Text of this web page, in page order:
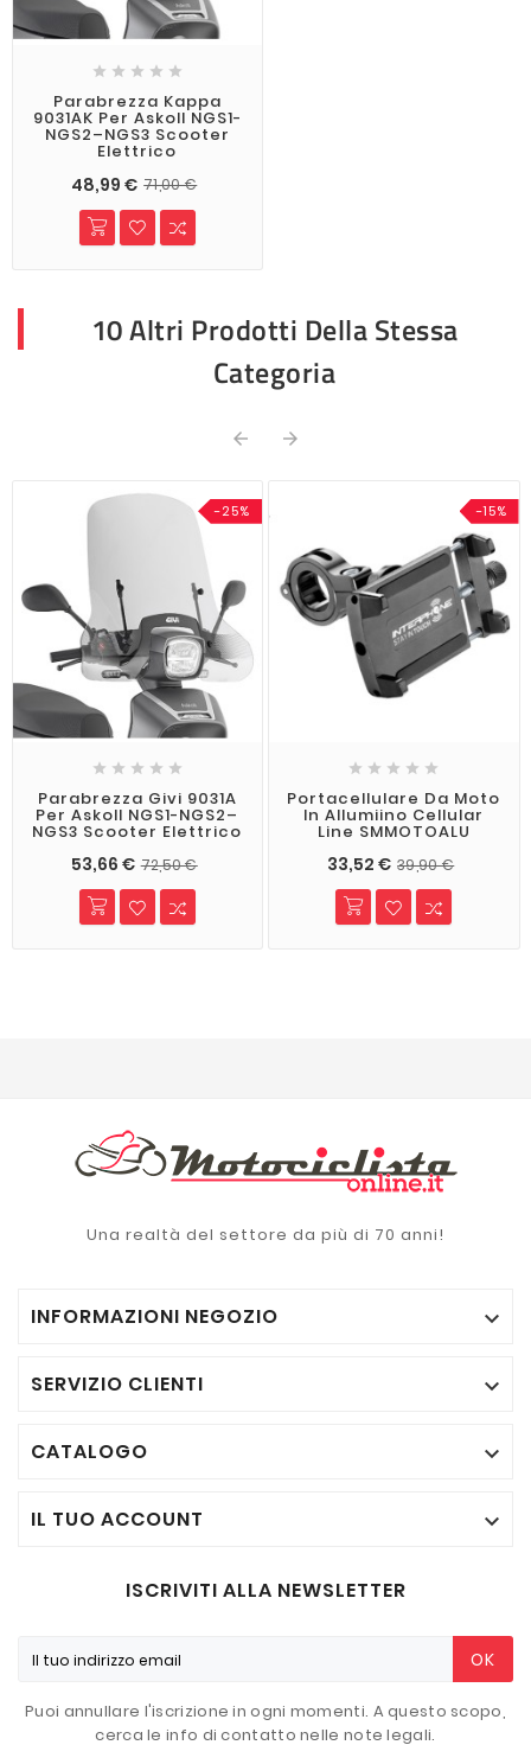
    
Parabrezza Kappa
9031AK Per Askoll NGS1-
NGS2–NGS3 Scooter
Elettrico
48,99 € 71,00 €
10 Altri Prodotti Della Stessa
Categoria
 
-25%
    
Parabrezza Givi 9031A
Per Askoll NGS1-NGS2–
NGS3 Scooter Elettrico
53,66 € 72,50 €
-15%
    
Portacellulare Da Moto
In Allumiino Cellular
Line SMMOTOALU
33,52 € 39,90 €
Una realtà del settore da più di 70 anni!
INFORMAZIONI NEGOZIO 
SERVIZIO CLIENTI 
CATALOGO 
IL TUO ACCOUNT 
ISCRIVITI ALLA NEWSLETTER
OK
Puoi annullare l'iscrizione in ogni momenti. A questo scopo,
cerca le info di contatto nelle note legali.